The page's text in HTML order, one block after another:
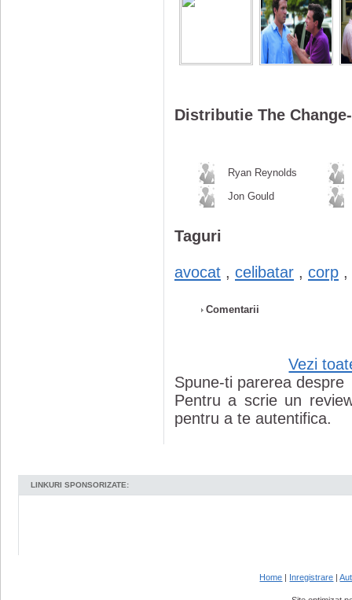
Distributie The
Ryan Reynolds
Jon Gould
Taguri
avocat , celibatar , corp ,
Comentarii
Vezi
Spune-ti parerea despre
Pentru a scrie un
pentru a te autentifica.
LINKURI SPONSORIZATE:
Home | Inregistrare |